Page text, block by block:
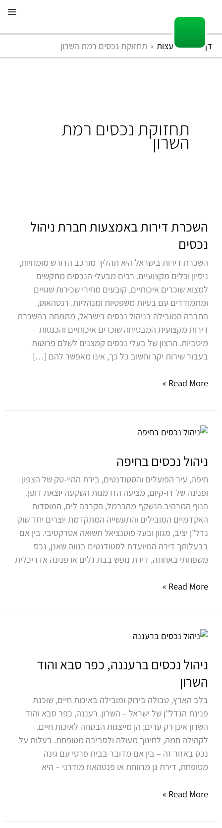
לתוכן
דף הבית עצות תחזוקת נכסים רמת השרון
תחזוקת נכסים רמת
השרון
השכרת דירות באמצעות חברת ניהול
נכסים
השכרת דירות בישראל היא תהליך מורכב הדורש מומחיות,
ניסיון וכלים מקצועיים. רבים מבעלי הנכסים מתקשים
למצוא שוכרים איכותיים, קובעים מחירי שכירות שגויים
ומתמודדים עם בעיות משפטיות ומנהליות. רנטהאוס,
החברה המובילה בניהול נכסים בישראל, מתמחה בהשכרת
דירות מקצועית המבטיחה שוכרים איכותיים והכנסות
מיטביות. הרצון של בעלי נכסים קמצנים לשלם פרוטות
בעבור שירות יקר וחשוב כל כך, אינו מאפשר להם […]
באמצעות
ניהול
נכסים
Read More »
ניהול נכסים בחיפה
חיפה, עיר הפועלים והסטודנטים, בירת ההיי-טק של הצפון
ופנינה של דו-קיום, מציעה הזדמנות השקעה יוצאת דופן.
הנוף המרהיב הנשקף מהכרמל, הקרבה לים, המוסדות
האקדמיים המובילים והתעשייה המתקדמת יוצרים יחד שוק
נדל"ן יציב, מגוון ובעל פוטנציאל תשואה אטרקטיבי. בין אם
בבעלותך דירה המיועדת לסטודנטים בנווה שאנן, נכס
משפחתי באחוזה, דירת נופש בבת גלים או פנינה אדריכלית
ניהול
בחיפה
Read More »
ניהול נכסים ברעננה, כפר סבא והוד
השרון
בלב הארץ, טבולה בירוק ומובילה באיכות חיים, שוכנת
פנינת הנדל"ן של ישראל – השרון. רעננה, כפר סבא והוד
השרון אינן רק ערים; הן מייצגות הבטחה לאיכות חיים,
לקהילה חמה, לחינוך מעולה ולסביבה מטופחת. בעלות על
נכס באזור זה – בין אם מדובר בבית פרטי עם גינה
מטופחת, דירת גן מרווחת או פנטהאוז מודרני – היא
ניהול
ברעננה,
סבא
והוד
השרון
Read More »